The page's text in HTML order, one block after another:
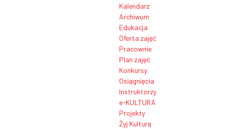
Kalendarz
Archiwum
Edukacja
Oferta zajęć
Pracownie
Plan zajęć
Konkursy
Osiągnięcia
Instruktorzy
e-KULTURA
Projekty
Żyj Kulturą